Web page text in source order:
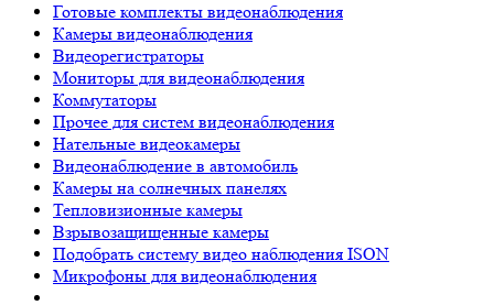
Готовые комплекты видеонаблюдения
Камеры видеонаблюдения
Видеорегистраторы
Мониторы для видеонаблюдения
Коммутаторы
Прочее для систем видеонаблюдения
Нательные видеокамеры
Видеонаблюдение в автомобиль
Камеры на солнечных панелях
Тепловизионные камеры
Взрывозащищенные камеры
Подобрать систему видео наблюдения ISON
Микрофоны для видеонаблюдения